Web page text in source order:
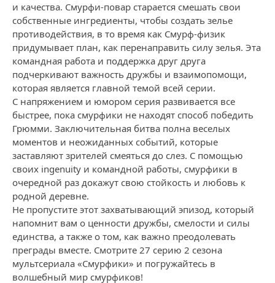
и качества. Смурфи-повар старается смешать свои
собственные ингредиенты, чтобы создать зелье
противодействия, в то время как Смурф-физик
придумывает план, как перенаправить силу зелья. Эта
командная работа и поддержка друг друга
подчеркивают важность дружбы и взаимопомощи,
которая является главной темой всей серии.
С напряжением и юмором серия развивается все
быстрее, пока смурфики не находят способ победить
Грюмми. Заключительная битва полна веселых
моментов и неожиданных событий, которые
заставляют зрителей смеяться до слез. С помощью
своих ingenuity и командной работы, смурфики в
очередной раз докажут свою стойкость и любовь к
родной деревне.
Не пропустите этот захватывающий эпизод, который
напомнит вам о ценности дружбы, смелости и силы
единства, а также о том, как важно преодолевать
преграды вместе. Смотрите 27 серию 2 сезона
мультсериала «Смурфики» и погружайтесь в
волшебный мир смурфиков!